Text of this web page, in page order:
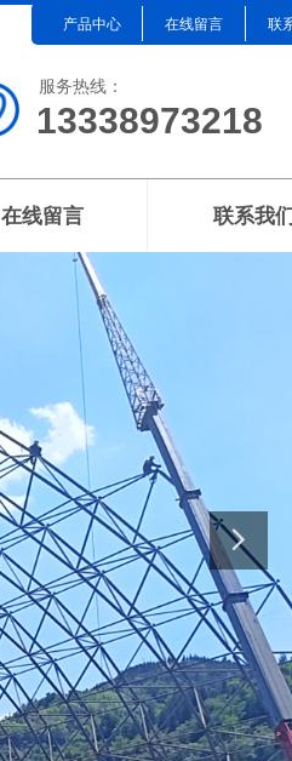
产品中心 在线留言 联
服务热线：
13338973218
在线留言 联系我